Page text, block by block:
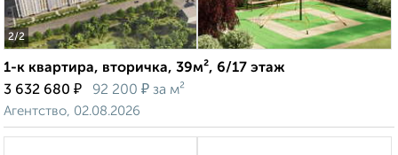
2/2
1-к квартира, вторичка, 39м², 6/17 этаж
3 632 680 ₽ 92 200 ₽ за м²
Агентство, 02.08.2026